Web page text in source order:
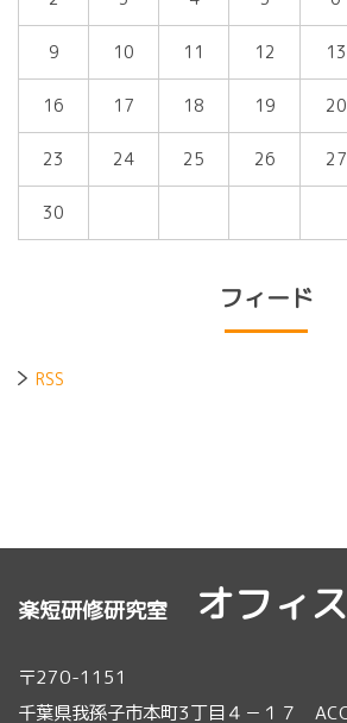
9 10 11 12 13
16 17 18 19 20
23 24 25 26 27
30
フィード
RSS
楽短研修研究室 オフィ
〒270-1151
千葉県我孫子市本町3丁目４－１７